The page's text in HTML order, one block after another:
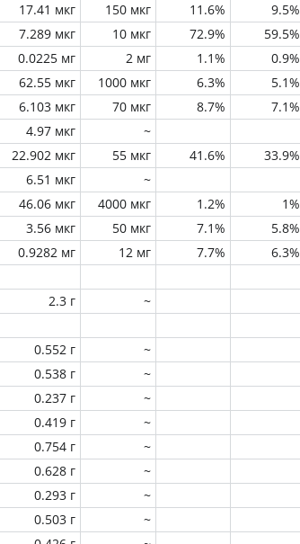
17.41 мкг 150 мкг 11.6% 9.5%
7.289 мкг 10 мкг 72.9% 59.5%
0.0225 мг 2 мг 1.1% 0.9%
62.55 мкг 1000 мкг 6.3% 5.1%
6.103 мкг 70 мкг 8.7% 7.1%
4.97 мкг
~
22.902 мкг 55 мкг 41.6% 33.9%
6.51 мкг
~
46.06 мкг 4000 мкг 1.2% 1%
3.56 мкг 50 мкг 7.1% 5.8%
0.9282 мг 12 мг 7.7% 6.3%
2.3 г ~
0.552 г
~
0.538 г
~
0.237 г
~
0.419 г
~
0.754 г
~
0.628 г
~
0.293 г
~
0.503 г
~